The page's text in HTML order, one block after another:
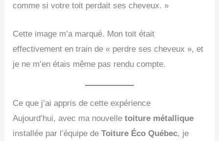
comme si votre toit perdait ses cheveux. »
Cette image m’a marqué. Mon toit était
effectivement en train de « perdre ses cheveux », et
je ne m’en étais même pas rendu compte.
Ce que j’ai appris de cette expérience
Aujourd’hui, avec ma nouvelletoiture métallique
installée par l’équipe deToiture Éco Québec, je